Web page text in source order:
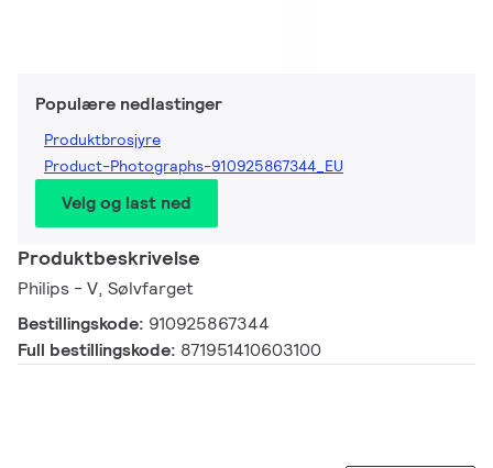
Populære nedlastinger
Produktbrosjyre
Product-Photographs-910925867344_EU
Velg og last ned
Produktbeskrivelse
Philips - V, Sølvfarget
Bestillingskode: 910925867344
Full bestillingskode: 871951410603100